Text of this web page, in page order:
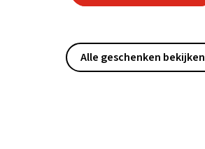
Alle geschenken bekijken